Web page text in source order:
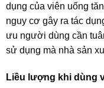
dụng của viên uống
nguy cơ gây ra tác
ưu người dùng cần
sử dụng mà nhà sản
Liều lượng khi dùng